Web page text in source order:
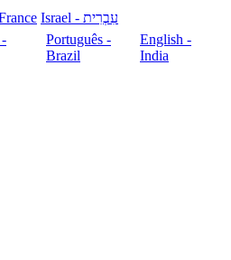
עִבְרִית - Israel
Português -
Brazil
English -
India